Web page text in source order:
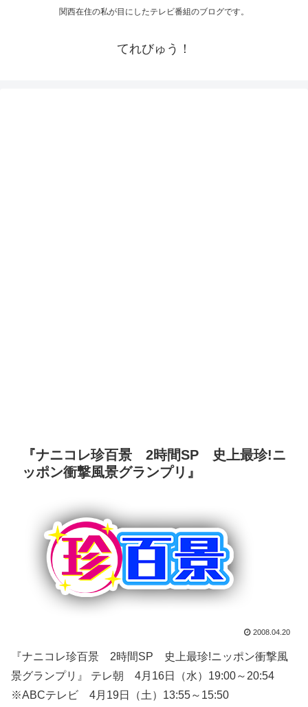
関西在住の私が目にしたテレビ番組のブログです。
てれびゅう！
『ナニコレ珍百景 2時間SP 史上最珍!ニ
ッポン衝撃風景グランプリ』
2008.04.20
『ナニコレ珍百景 2時間SP 史上最珍!ニッポン衝撃風
景グランプリ』 テレ朝 4月16日（水）19:00～20:54
※ABCテレビ 4月19日（土）13:55～15:50